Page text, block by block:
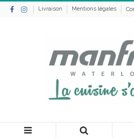
Livraison Mentions légales